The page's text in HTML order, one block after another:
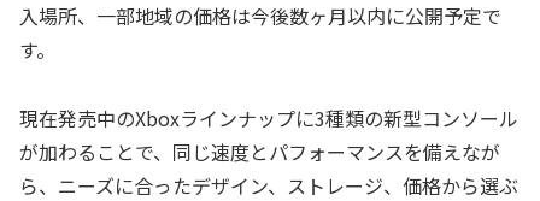
入場所、一部地域の価格は今後数ヶ月以内に公開予定で
す。
現在発売中のXboxラインナップに3種類の新型コンソール
が加わることで、同じ速度とパフォーマンスを備えなが
ら、ニーズに合ったデザイン、ストレージ、価格から選ぶ